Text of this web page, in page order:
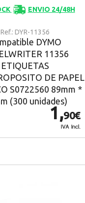
ENVIO 24/48H
Ref.: DYR-11356
DYMO
11356
ETIQUETAS
DE PAPEL
S0722560 89mm *
(300 unidades)
1,90€
IVA Incl.